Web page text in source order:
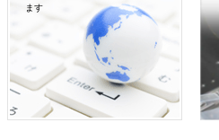
ます